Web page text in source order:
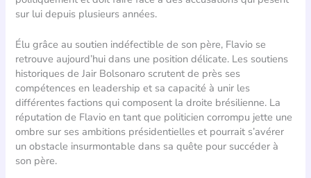
sur lui depuis plusieurs années.
Élu grâce au soutien indéfectible de son père, Flavio se
retrouve aujourd’hui dans une position délicate. Les soutiens
historiques de Jair Bolsonaro scrutent de près ses
compétences en leadership et sa capacité à unir les
différentes factions qui composent la droite brésilienne. La
réputation de Flavio en tant que politicien corrompu jette une
ombre sur ses ambitions présidentielles et pourrait s’avérer
un obstacle insurmontable dans sa quête pour succéder à
son père.